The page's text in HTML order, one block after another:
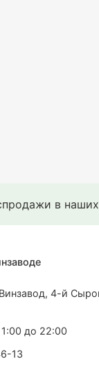
в наших
4-й
до 22:00
13